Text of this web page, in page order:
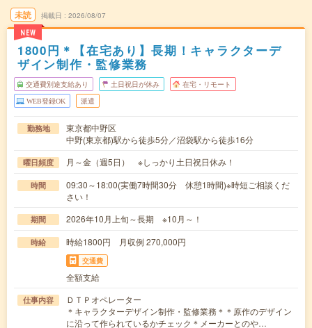
未読
NEW
掲載日 2026/08/07
1800円＊【在宅あり】長期！キャラクターデ
ザイン制作・監修業務
交通費別途支給あり 土日祝日が休み 在宅・リモート
WEB登録OK 派遣
勤務地
東京都中野区
中野(東京都)駅から徒歩5分／沼袋駅から徒歩16分
曜日頻度 月～金（週5日） ※しっかり土日祝日休み！
時間
09:30～18:00(実働7時間30分 休憩1時間)※時短ご相談くだ
さい！
期間 2026年10月上旬～長期 ※10月～！
時給 時給1800円 月収例 270,000円
交通費
全額支給
仕事内容
ＤＴＰオペレーター
＊キャラクターデザイン制作・監修業務＊＊原作のデザイン
に沿って作られているかチェック＊メーカーとのや…